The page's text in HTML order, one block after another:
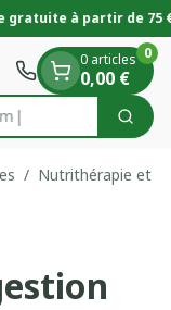
à partir de 75 €
0 articles
0,00 €
0
/ Nutrithérapie et